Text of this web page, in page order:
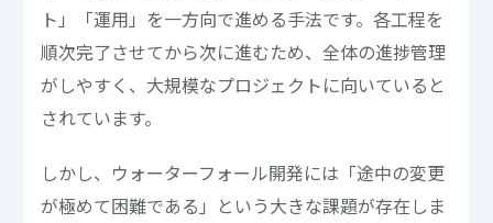
ト」「運用」を一方向で進める手法です。各工程を
順次完了させてから次に進むため、全体の進捗管理
がしやすく、大規模なプロジェクトに向いていると
されています。
しかし、ウォーターフォール開発には「途中の変更
が極めて困難である」という大きな課題が存在しま